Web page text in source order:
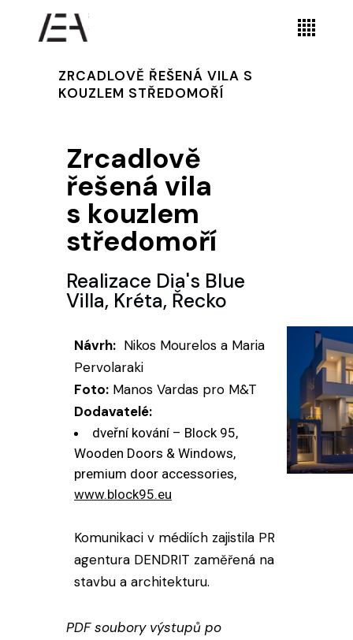
ZRCADLOVĚ ŘEŠENÁ VILA S
KOUZLEM STŘEDOMOŘÍ
Zrcadlově
řešená vila
s kouzlem
středomoří
Realizace Dia's Blue
Villa, Kréta, Řecko
Návrh: Nikos Mourelos a Maria
Pervolaraki
Foto: Manos Vardas pro M&T
Dodavatelé:
dveřní kování – Block 95,
Wooden Doors & Windows,
premium door accessories,
www.block95.eu
Komunikaci v médiích zajistila PR
agentura DENDRIT zaměřená na
stavbu a architekturu.
PDF soubory výstupů po